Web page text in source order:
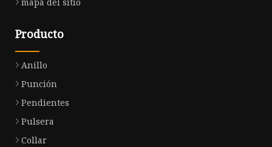
Producto
Anillo
Punción
Pendientes
Pulsera
Collar